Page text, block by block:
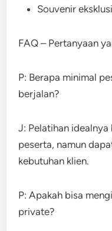
Souvenir
FAQ – Pertanyaan
P: Berapa minimal
berjalan?
J: Pelatihan
peserta, namun
kebutuhan klien.
P: Apakah bisa
private?